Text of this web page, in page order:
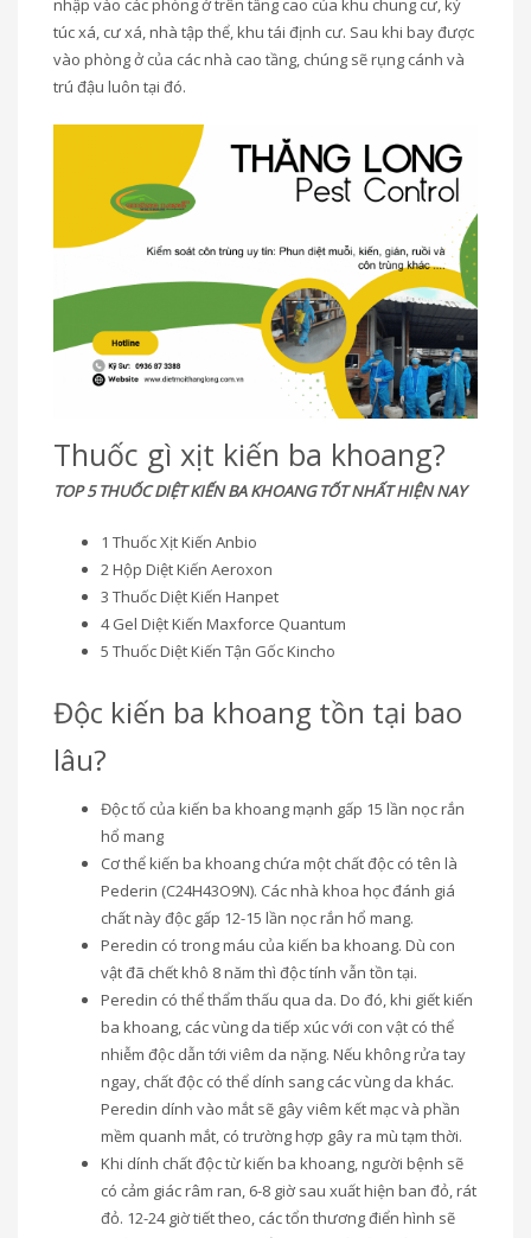
nhập vào các phòng ở trên tầng cao của khu chung cư, ký
túc xá, cư xá, nhà tập thể, khu tái định cư. Sau khi bay được
vào phòng ở của các nhà cao tầng, chúng sẽ rụng cánh và
trú đậu luôn tại đó.
Thuốc gì xịt kiến ba khoang?
TOP 5 THUỐC DIỆT KIẾN BA KHOANG TỐT NHẤT HIỆN NAY
1 Thuốc Xịt Kiến Anbio
2 Hộp Diệt Kiến Aeroxon
3 Thuốc Diệt Kiến Hanpet
4 Gel Diệt Kiến Maxforce Quantum
5 Thuốc Diệt Kiến Tận Gốc Kincho
Độc kiến ba khoang tồn tại bao
lâu?
Độc tố của kiến ba khoang mạnh gấp 15 lần nọc rắn
hổ mang
Cơ thể kiến ba khoang chứa một chất độc có tên là
Pederin (C24H43O9N). Các nhà khoa học đánh giá
chất này độc gấp 12-15 lần nọc rắn hổ mang.
Peredin có trong máu của kiến ba khoang. Dù con
vật đã chết khô 8 năm thì độc tính vẫn tồn tại.
Peredin có thể thẩm thấu qua da. Do đó, khi giết kiến
ba khoang, các vùng da tiếp xúc với con vật có thể
nhiễm độc dẫn tới viêm da nặng. Nếu không rửa tay
ngay, chất độc có thể dính sang các vùng da khác.
Peredin dính vào mắt sẽ gây viêm kết mạc và phần
mềm quanh mắt, có trường hợp gây ra mù tạm thời.
Khi dính chất độc từ kiến ba khoang, người bệnh sẽ
có cảm giác râm ran, 6-8 giờ sau xuất hiện ban đỏ, rát
đỏ. 12-24 giờ tiết theo, các tổn thương điển hình sẽ